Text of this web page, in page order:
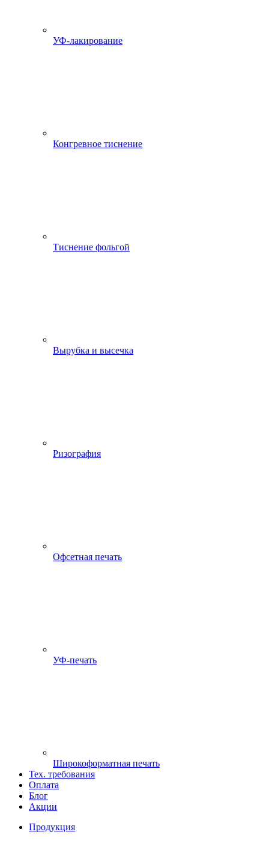
УФ-лакирование
Конгревное тиснение
Тиснение фольгой
Вырубка и высечка
Ризография
Офсетная печать
УФ-печать
Широкоформатная печать
Тех. требования
Оплата
Блог
Акции
Продукция